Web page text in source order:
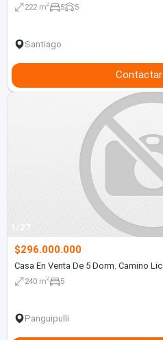
222 m2 5 5
Santiago
1/27
$296.000.000
Casa En Venta De 5 Dorm. Camino
240 m2 5
Panguipulli